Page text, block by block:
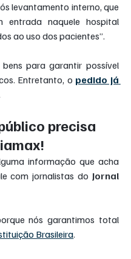
levantamento interno, que
entrada naquele hospital
ao uso dos pacientes”.
para garantir possível
Entretanto, o pedido já
precisa
informação que acha
com jornalistas do Jornal
nós garantimos total
Brasileira.